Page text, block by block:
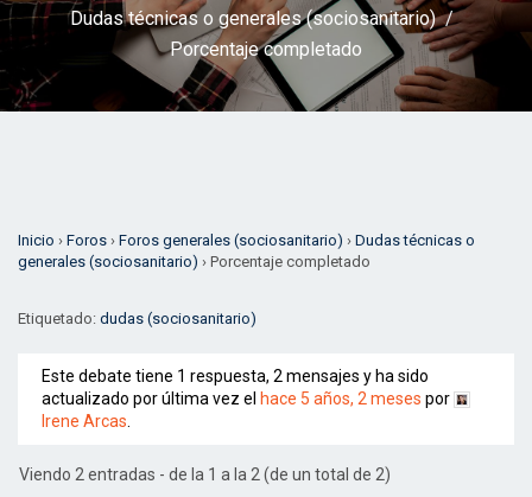
Dudas técnicas o generales (sociosanitario)
Porcentaje completado
Inicio › Foros › Foros generales (sociosanitario) › Dudas técnicas o
generales (sociosanitario) › Porcentaje completado
Etiquetado: dudas (sociosanitario)
Este debate tiene 1 respuesta, 2 mensajes y ha sido
actualizado por última vez el hace 5 años, 2 meses por
Irene Arcas
Viendo 2 entradas - de la 1 a la 2 (de un total de 2)